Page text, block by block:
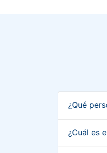
¿Qué
¿Cuál es